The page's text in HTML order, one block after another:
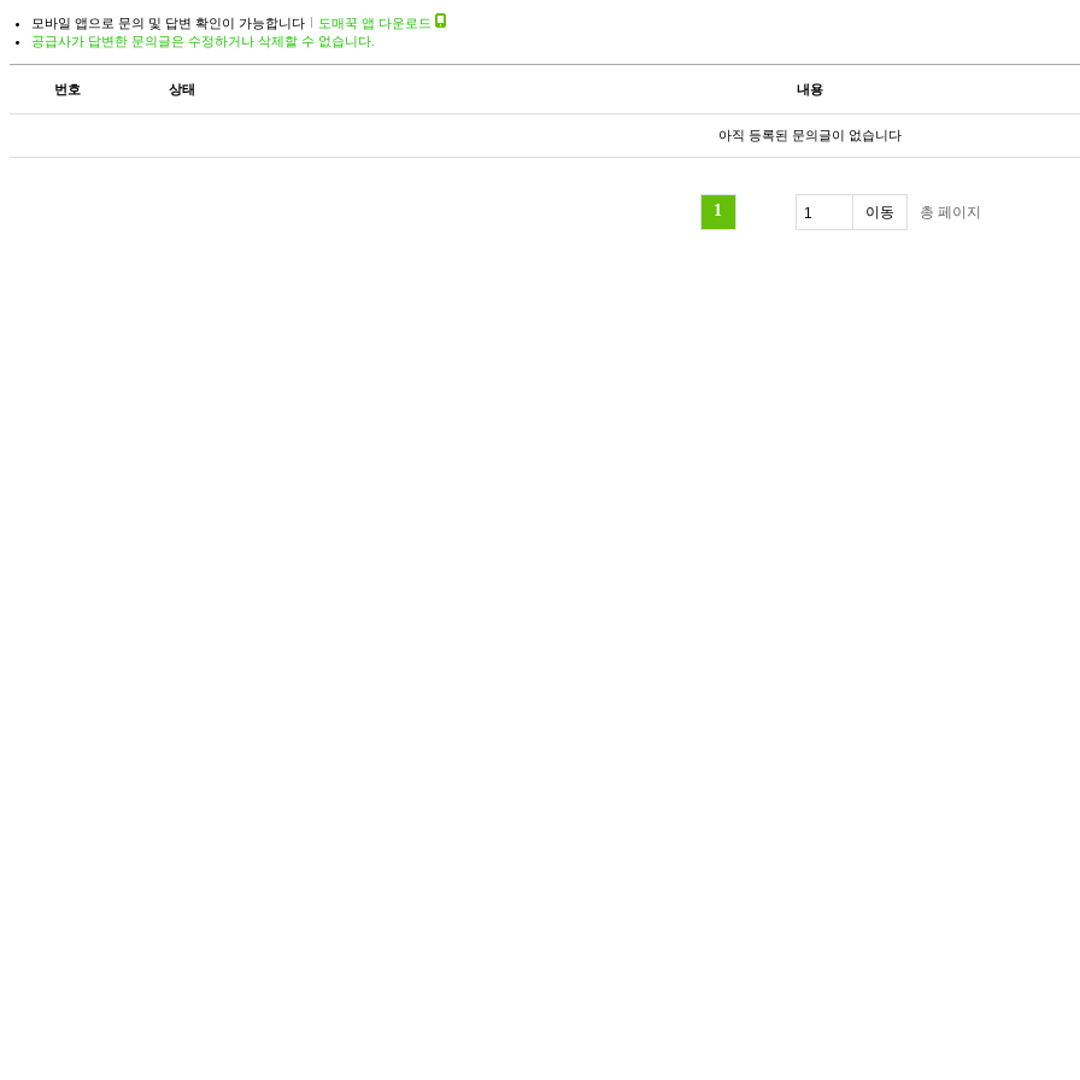
모바일 앱으로 문의 및 답변 확인이 가능합니다
도매꾹 앱 다운로드
공급사가 답변한 문의글은 수정하거나 삭제할 수 없습니다.
번호 상태 내용
아직 등록된 문의글이 없습니다
1 총 페이지